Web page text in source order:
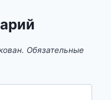
Обязательные